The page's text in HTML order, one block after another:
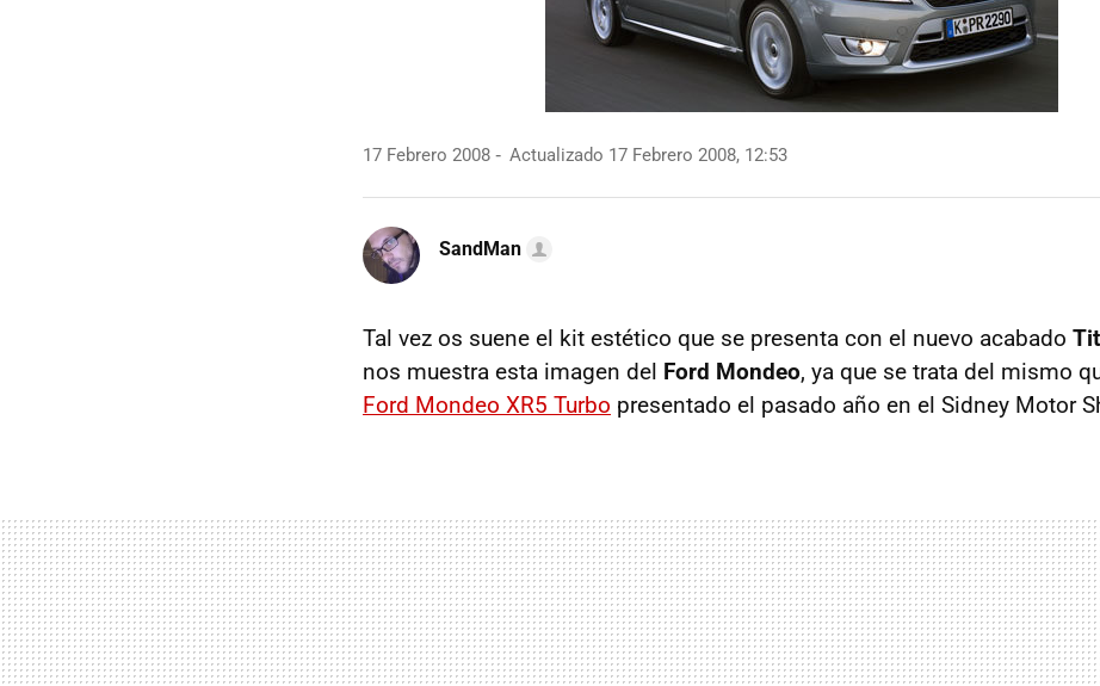
17 Febrero 2008 Actualizado 17 Febrero 2008, 12:53
SandMan
Tal vez os suene el kit estético que se presenta con el nuevo acabado
nos muestra esta imagen del Ford Mondeo, ya que se trata del mismo
Ford Mondeo XR5 Turbo presentado el pasado año en el Sidney Motor